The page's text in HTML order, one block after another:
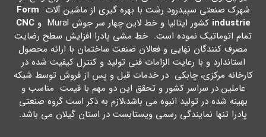
شهرك صنعتی سپیدرود رشت با بهره گیري از ماشین آلات Form
industrie کشور ایتالیا و خط لاین چهار سر جوش Mural و
CNC
تمام اتوماتیک نموده است. خط مشی پادرا افزایش سطح رضایت
مصرف کنندگان نهایی و فعالان صنعت ساختمان با ارائه محصول
استاندارد و با رعایت الزامات فنی تولید و کنترل کیفیت شده در
کارخانه مرکزي، چابکی در خدمات قبل و پس از فروش توسط شبکه
عاملین در سراسر کشور و تحقق این دو مهم با قیمت مناسب و
بهینه شده در تولید انبوه می باشد،لازم به ذکر است گروه صنعتی
پادرا تنها نمایندگی رسمی ویستابست در استان گیلان می باشد.